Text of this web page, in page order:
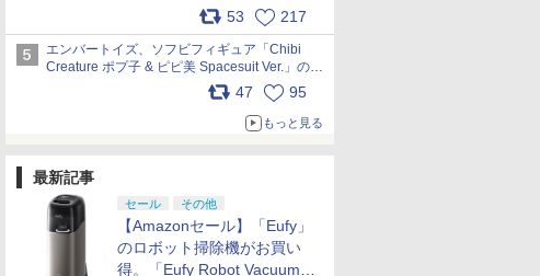
日出荷開始 pic.x.com/toUc1MHr41
53 217
エンバートイズ、ソフビフィギュア「Chibi
Creature ポプ子 & ピピ美 Spacesuit Ver.」の発
売中止を発表 pic.x.com/Ri45iFeYjn
47 95
もっと見る
最新記事
セール その他
【Amazonセール】「Eufy」
のロボット掃除機がお買い
得。「Eufy Robot Vacuum